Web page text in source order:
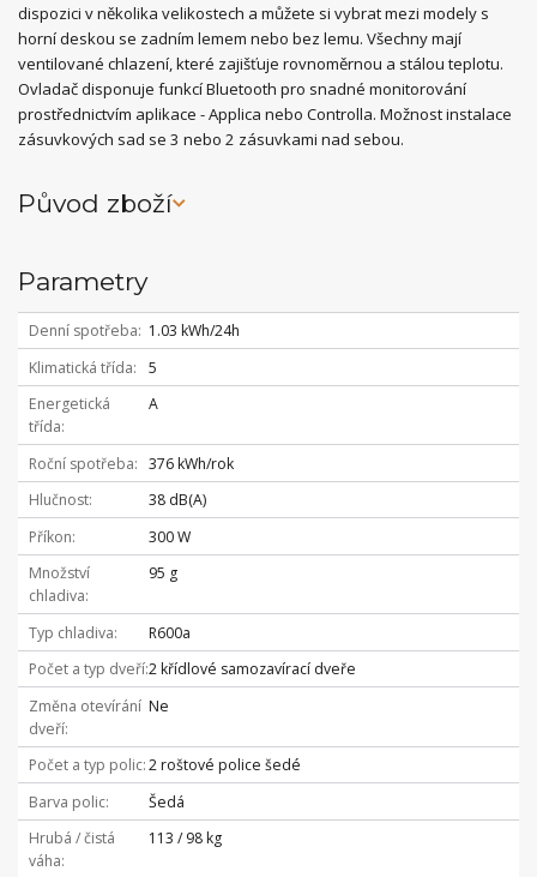
dispozici v několika velikostech a můžete si vybrat mezi modely s
horní deskou se zadním lemem nebo bez lemu. Všechny mají
ventilované chlazení, které zajišťuje rovnoměrnou a stálou teplotu.
Ovladač disponuje funkcí Bluetooth pro snadné monitorování
prostřednictvím aplikace - Applica nebo Controlla. Možnost instalace
zásuvkových sad se 3 nebo 2 zásuvkami nad sebou.
Původ zboží
Parametry
Denní spotřeba
1.03 kWh/24h
Klimatická třída
5
Energetická
třída
A
Roční spotřeba
376 kWh/rok
Hlučnost
38 dB(A)
Příkon
300 W
Množství
chladiva
95 g
Typ chladiva
R600a
Počet a typ dveří2 křídlové samozavírací dveře
Změna otevírání
dveří
Ne
Počet a typ polic 2 roštové police šedé
Barva polic
Šedá
Hrubá / čistá
váha
113 / 98 kg